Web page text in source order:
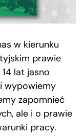
w kierunku
prawie
lat jasno
wypowiemy
zapomnieć
ale i o prawie
pracy.